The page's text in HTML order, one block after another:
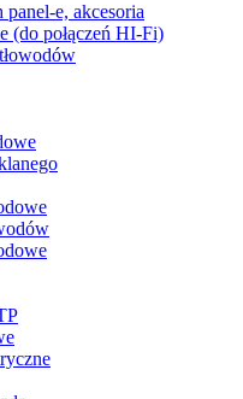
panel-e, akcesoria
(do połączeń HI-Fi)